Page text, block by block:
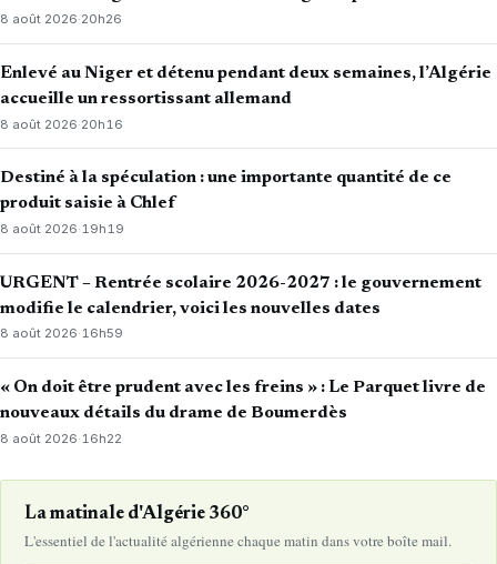
8 août 2026·20h26
Enlevé au Niger et détenu pendant deux semaines, l’Algérie
accueille un ressortissant allemand
8 août 2026·20h16
Destiné à la spéculation : une importante quantité de ce
produit saisie à Chlef
8 août 2026·19h19
URGENT – Rentrée scolaire 2026-2027 : le gouvernement
modifie le calendrier, voici les nouvelles dates
8 août 2026·16h59
« On doit être prudent avec les freins » : Le Parquet livre de
nouveaux détails du drame de Boumerdès
8 août 2026· 16h22
La matinale d'Algérie 360°
L'essentiel de l'actualité algérienne chaque matin dans votre boîte mail.